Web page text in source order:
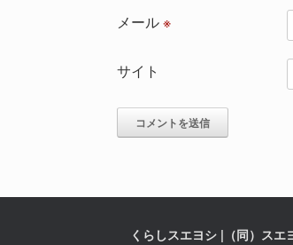
メール※
サイト
くらしスエヨシ |（同）スエ